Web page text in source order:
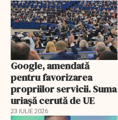
Google, amendată
pentru favorizarea
propriilor servicii. Suma
uriașă cerută de UE
23 IULIE 2026